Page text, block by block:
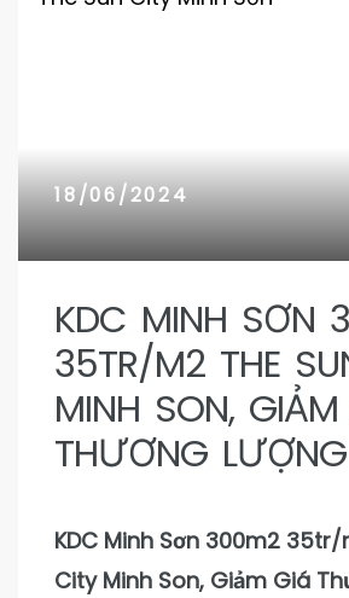
18/06/2024
KDC MINH SƠN
35TR/M2 THE
MINH SON,
THƯƠNG
KDC Minh Sơn 300m2
City Minh Son, Giảm Giá